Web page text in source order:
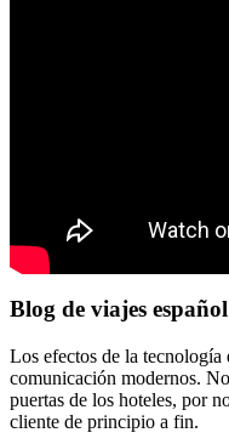
Blog de viajes español
Los efectos de la
comunicación modernos.
puertas de los hoteles, por
cliente de principio a fin.